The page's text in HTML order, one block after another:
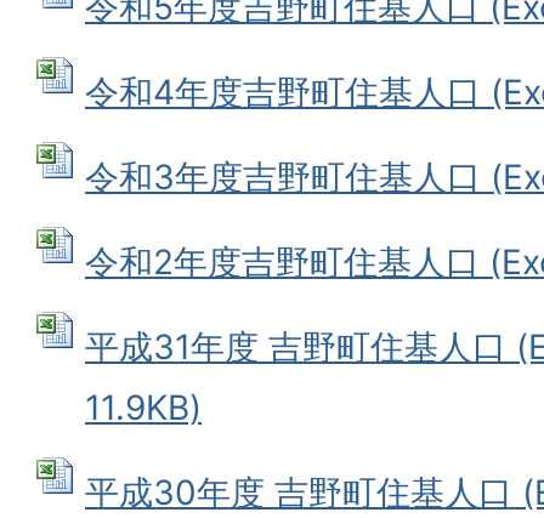
令和4年度吉野町住基人口
令和3年度吉野町住基人口
令和2年度吉野町住基人口
平成31年度 吉野町住基人口
11.9KB)
平成30年度 吉野町住基人口